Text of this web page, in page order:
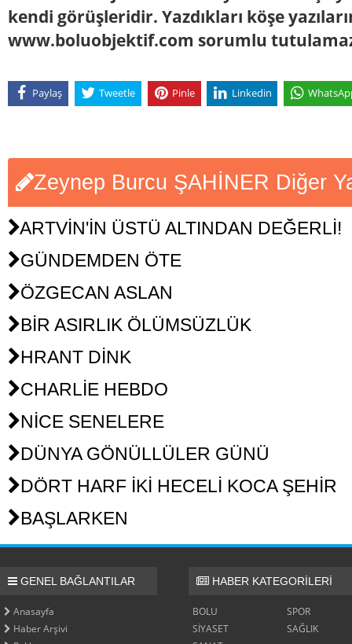
kendi görüşleridir. Yazdıkları köşe
www.boluobjektif.com sorumlu
Paylaş Tweetle Pinle Linkedin
Zeynep Burcu ŞAHİNER Diğer
ARTVİN'İN ÜSTÜ ALTINDAN DEĞERLİ!
GÜNDEMDEN ÖTE
ÖZGECAN ASLAN
BİR ASIRLIK ÖLÜMSÜZLÜK
HRANT DİNK
CHARLİE HEBDO
NİCE SENELERE
DÜNYA GÖNÜLLÜLER GÜNÜ
DÖRT HARF İKİ HECELİ KOCA ŞEHİR
BAŞLARKEN
GENEL BAĞLANTILAR
Anasayfa
Haber Arşivi
HABER KATEGORİLERİ
BOLU
SPOR
SİYASET
SAĞLIK